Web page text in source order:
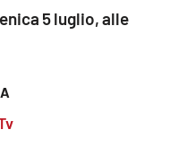
5 luglio, alle